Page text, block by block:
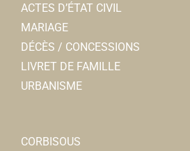
ACTES D’ÉTAT CIVIL
MARIAGE
DÉCÈS / CONCESSIONS
LIVRET DE FAMILLE
URBANISME
CORBISOUS